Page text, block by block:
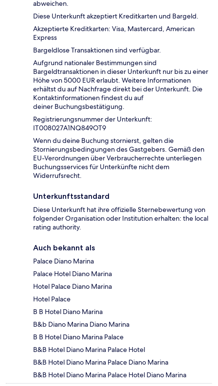
abweichen.
Diese Unterkunft akzeptiert Kreditkarten und Bargeld.
Akzeptierte Kreditkarten: Visa, Mastercard, American
Express
Bargeldlose Transaktionen sind verfügbar.
Aufgrund nationaler Bestimmungen sind
Bargeldtransaktionen in dieser Unterkunft nur bis zu einer
Höhe von 5000 EUR erlaubt. Weitere Informationen
erhältst du auf Nachfrage direkt bei der Unterkunft. Die
Kontaktinformationen findest du auf
deiner Buchungsbestätigung.
Registrierungsnummer der Unterkunft:
IT008027A1NQ849OT9
Wenn du deine Buchung stornierst, gelten die
Stornierungsbedingungen des Gastgebers. Gemäß den
EU-Verordnungen über Verbraucherrechte unterliegen
Buchungsservices für Unterkünfte nicht dem
Widerrufsrecht.
Unterkunftsstandard
Diese Unterkunft hat ihre offizielle Sternebewertung von
folgender Organisation oder Institution erhalten: the local
rating authority.
Auch bekannt als
Palace Diano Marina
Palace Hotel Diano Marina
Hotel Palace Diano Marina
Hotel Palace
B B Hotel Diano Marina
B&b Diano Marina Diano Marina
B B Hotel Diano Marina Palace
B&B Hotel Diano Marina Palace Hotel
B&B Hotel Diano Marina Palace Diano Marina
B&B Hotel Diano Marina Palace Hotel Diano Marina